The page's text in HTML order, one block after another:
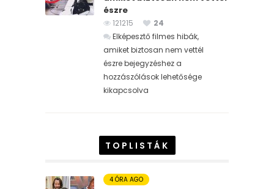
észre
121215
24
Elképesztő filmes hibák,
amiket biztosan nem vettél
észre bejegyzéshez a
hozzászólások lehetősége
kikapcsolva
TOPLISTÁK
4 ÓRA AGO